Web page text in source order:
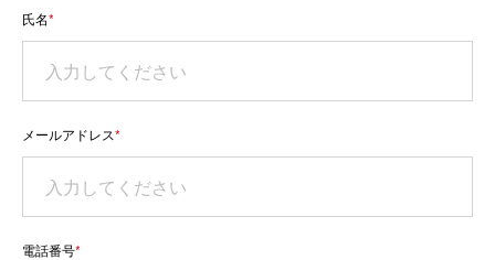
氏名*
メールアドレス*
電話番号*